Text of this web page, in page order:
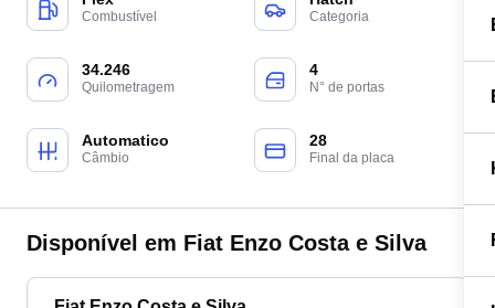
Combustível Categoria
34.246
Quilometragem
4
N° de portas
Automatico
Câmbio
28
Final da placa
Disponível em Fiat Enzo Costa e Silva